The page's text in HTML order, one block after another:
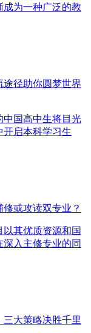
为一种广泛的教
径助你圆梦世界
中国高中生将目光
开启本科学习生
或攻读双专业？
其优质资源和国
入主修专业的同
大策略决胜千里